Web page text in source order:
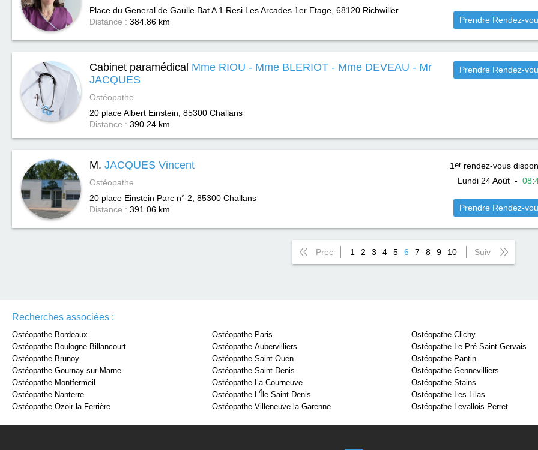
Place du General de Gaulle Bat A 1 Resi.Les Arcades 1er Etage, 68120 Richwiller
Distance : 384.86 km Prendre Rendez-
Cabinet paramédical Mme RIOU - Mme BLERIOT - Mme DEVEAU - Mr
JACQUES
Ostéopathe
20 place Albert Einstein, 85300 Challans
Distance : 390.24 km
Prendre Rendez-
M. JACQUES Vincent
Ostéopathe
20 place Einstein Parc n° 2, 85300 Challans
Distance : 391.06 km
1 errendez-vous
Lundi 24 Août - 08:
Prendre Rendez-
Prec 1 2 3 4 5 6 7 8 9 10 Suiv
Recherches associées :
Ostéopathe Bordeaux
Ostéopathe Boulogne Billancourt
Ostéopathe Brunoy
Ostéopathe Gournay sur Marne
Ostéopathe Montfermeil
Ostéopathe Nanterre
Ostéopathe Ozoir la Ferrière
Ostéopathe Paris
Ostéopathe Aubervilliers
Ostéopathe Saint Ouen
Ostéopathe Saint Denis
Ostéopathe La Courneuve
Ostéopathe L'Île Saint Denis
Ostéopathe Villeneuve la Garenne
Ostéopathe Clichy
Ostéopathe Le Pré Saint Gervais
Ostéopathe Pantin
Ostéopathe Gennevilliers
Ostéopathe Stains
Ostéopathe Les Lilas
Ostéopathe Levallois Perret